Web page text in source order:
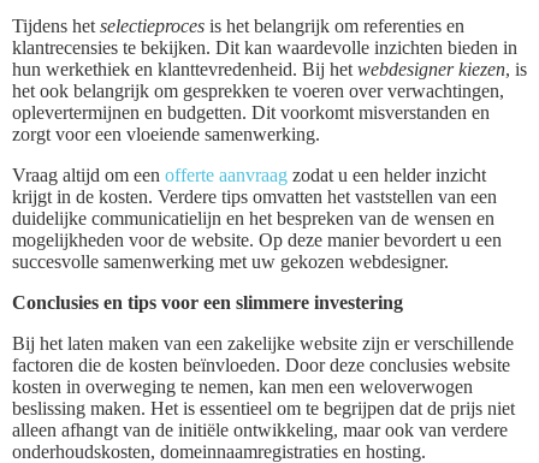
Tijdens het selectieproces is het belangrijk om referenties en
klantrecensies te bekijken. Dit kan waardevolle inzichten bieden in
hun werkethiek en klanttevredenheid. Bij het webdesigner kiezen, is
het ook belangrijk om gesprekken te voeren over verwachtingen,
oplevertermijnen en budgetten. Dit voorkomt misverstanden en
zorgt voor een vloeiende samenwerking.
Vraag altijd om een offerte aanvraag zodat u een helder inzicht
krijgt in de kosten. Verdere tips omvatten het vaststellen van een
duidelijke communicatielijn en het bespreken van de wensen en
mogelijkheden voor de website. Op deze manier bevordert u een
succesvolle samenwerking met uw gekozen webdesigner.
Conclusies en tips voor een slimmere investering
Bij het laten maken van een zakelijke website zijn er verschillende
factoren die de kosten beïnvloeden. Door deze conclusies website
kosten in overweging te nemen, kan men een weloverwogen
beslissing maken. Het is essentieel om te begrijpen dat de prijs niet
alleen afhangt van de initiële ontwikkeling, maar ook van verdere
onderhoudskosten, domeinnaamregistraties en hosting.